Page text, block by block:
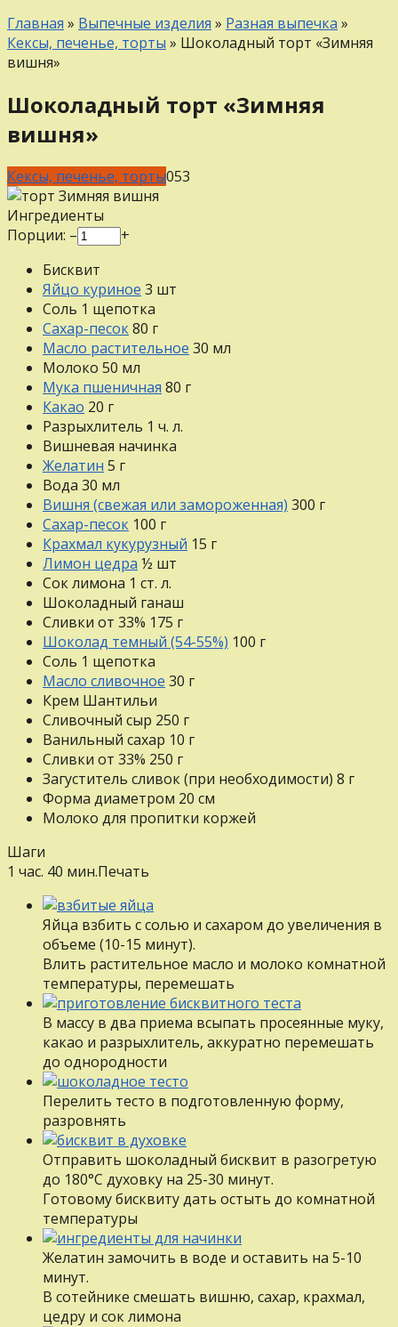
Главная » Выпечные изделия » Разная выпечка »
Кексы, печенье, торты » Шоколадный торт «Зимняя
вишня»
Шоколадный торт «Зимняя
вишня»
Кексы, печенье, торты053
Ингредиенты
Порции: –
+
Бисквит
Яйцо куриное 3 шт
Соль 1 щепотка
Сахар-песок80 г
Масло растительное 30 мл
Молоко 50 мл
Мука пшеничная 80 г
Какао 20 г
Разрыхлитель 1 ч. л.
Вишневая начинка
Желатин 5 г
Вода 30 мл
Вишня (свежая или замороженная) 300 г
Сахар-песок 100 г
Крахмал кукурузный 15 г
Лимон цедра ½ шт
Сок лимона 1 ст. л.
Шоколадный ганаш
Сливки от 33% 175 г
Шоколад темный (54-55%) 100 г
Соль 1 щепотка
Масло сливочное 30 г
Крем Шантильи
Сливочный сыр 250 г
Ванильный сахар 10 г
Сливки от 33% 250 г
Загуститель сливок (при необходимости) 8 г
Форма диаметром 20 см
Молоко для пропитки коржей
Шаги
1 час. 40 мин.Печать
Яйца взбить с солью и сахаром до увеличения в
объеме (10-15 минут).
Влить растительное масло и молоко комнатной
температуры, перемешать
В массу в два приема всыпать просеянные муку,
какао и разрыхлитель, аккуратно перемешать
до однородности
Перелить тесто в подготовленную форму,
разровнять
Отправить шоколадный бисквит в разогретую
до 180°С духовку на 25-30 минут.
Готовому бисквиту дать остыть до комнатной
температуры
Желатин замочить в воде и оставить на 5-10
минут.
В сотейнике смешать вишню, сахар, крахмал,
цедру и сок лимона